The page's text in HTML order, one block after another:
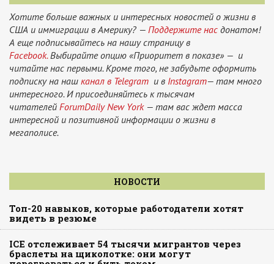
Хотите больше важных и интересных новостей о жизни в
США и иммиграции в Америку? — Поддержите нас донатом!
А еще подписывайтесь на нашу страницу в
Facebook.Выбирайте опцию «Приоритет в показе» — и
читайте нас первыми. Кроме того, не забудьте оформить
подписку на наш канал в Telegram и в Instagram— там много
интересного. И присоединяйтесь к тысячам
читателей ForumDaily New York— там вас ждет масса
интересной и позитивной информации о жизни в
мегаполисе.
НОВОСТИ
Топ-20 навыков, которые работодатели хотят
видеть в резюме
ICE отслеживает 54 тысячи мигрантов через
браслеты на щиколотке: они могут